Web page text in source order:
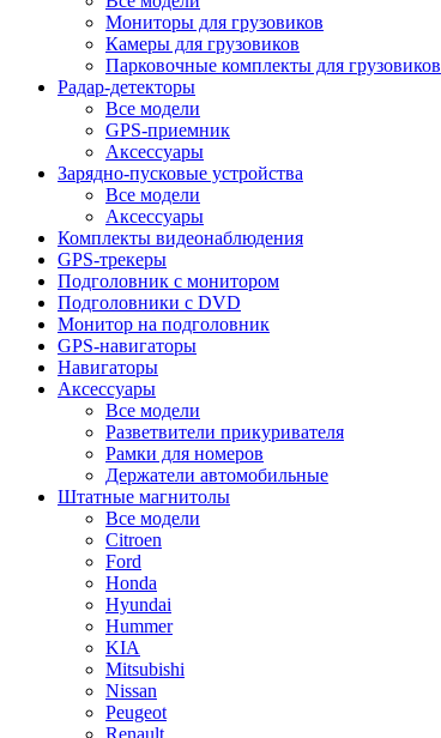
Мониторы для грузовиков
Камеры для грузовиков
Парковочные комплекты для грузовиков
Радар-детекторы
Все модели
GPS-приемник
Аксессуары
Зарядно-пусковые устройства
Все модели
Аксессуары
Комплекты видеонаблюдения
GPS-трекеры
Подголовник с монитором
Подголовники с DVD
Монитор на подголовник
GPS-навигаторы
Навигаторы
Аксессуары
Все модели
Разветвители прикуривателя
Рамки для номеров
Держатели автомобильные
Штатные магнитолы
Все модели
Citroen
Ford
Honda
Hyundai
Hummer
KIA
Mitsubishi
Nissan
Peugeot
Renault